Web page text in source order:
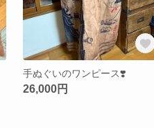
手ぬぐいのワンピース❣️
26,000円